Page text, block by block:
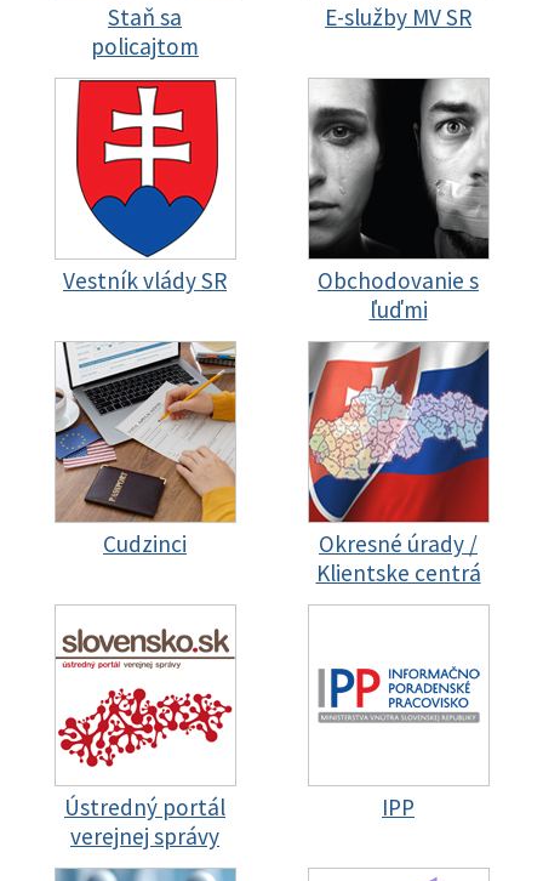
Staň sa
policajtom
E-služby MV SR
Vestník vlády SR
Obchodovanie s
ľuďmi
Cudzinci
Okresné úrady /
Klientske centrá
Ústredný portál
verejnej správy
IPP